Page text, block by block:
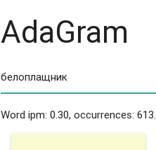
AdaGram
Word ipm: 0.30, occurrences: 613.